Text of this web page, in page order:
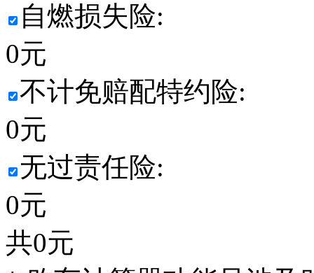
自燃损失险:
0元
不计免赔配特约险:
0元
无过责任险:
0元
共0元